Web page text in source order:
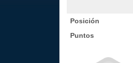
Posición
Puntos